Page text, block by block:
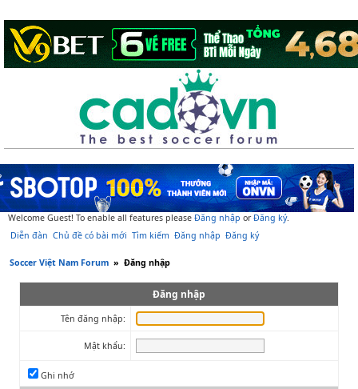
Welcome Guest! To enable all features please Đăng nhập orĐăng ký.
Diễn đàn Chủ đề có bài mới Tìm kiếm Đăng nhập Đăng ký
Soccer Việt Nam Forum » Đăng nhập
Đăng nhập
Tên đăng nhập:
Mật khẩu:
Ghi nhớ